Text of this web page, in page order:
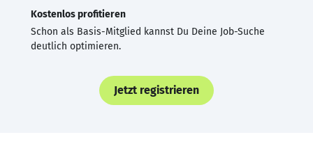
Kostenlos profitieren
Schon als Basis-Mitglied kannst Du Deine Job-Suche
deutlich optimieren.
Jetzt registrieren